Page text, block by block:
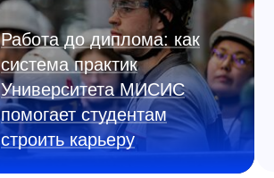
Работа до диплома: как
система практик
Университета МИСИС
помогает студентам
строить карьеру